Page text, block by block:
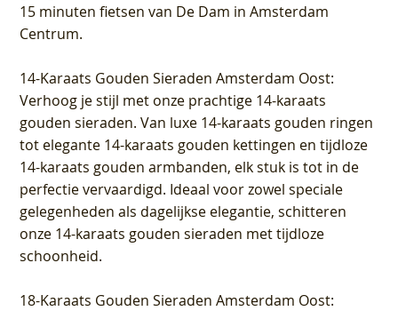
15 minuten fietsen van De Dam in Amsterdam
Centrum.
14-Karaats Gouden Sieraden Amsterdam Oost:
Verhoog je stijl met onze prachtige 14-karaats
gouden sieraden. Van luxe 14-karaats gouden ringen
tot elegante 14-karaats gouden kettingen en tijdloze
14-karaats gouden armbanden, elk stuk is tot in de
perfectie vervaardigd. Ideaal voor zowel speciale
gelegenheden als dagelijkse elegantie, schitteren
onze 14-karaats gouden sieraden met tijdloze
schoonheid.
18-Karaats Gouden Sieraden Amsterdam Oost: